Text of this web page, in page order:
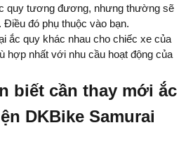
quy tương đương, nhưng thường sẽ
đó phụ thuộc vào bạn.
ắc quy khác nhau cho chiếc xe của
hợp nhất với nhu cầu hoạt động của
biết cần thay mới ắc
DKBike Samurai